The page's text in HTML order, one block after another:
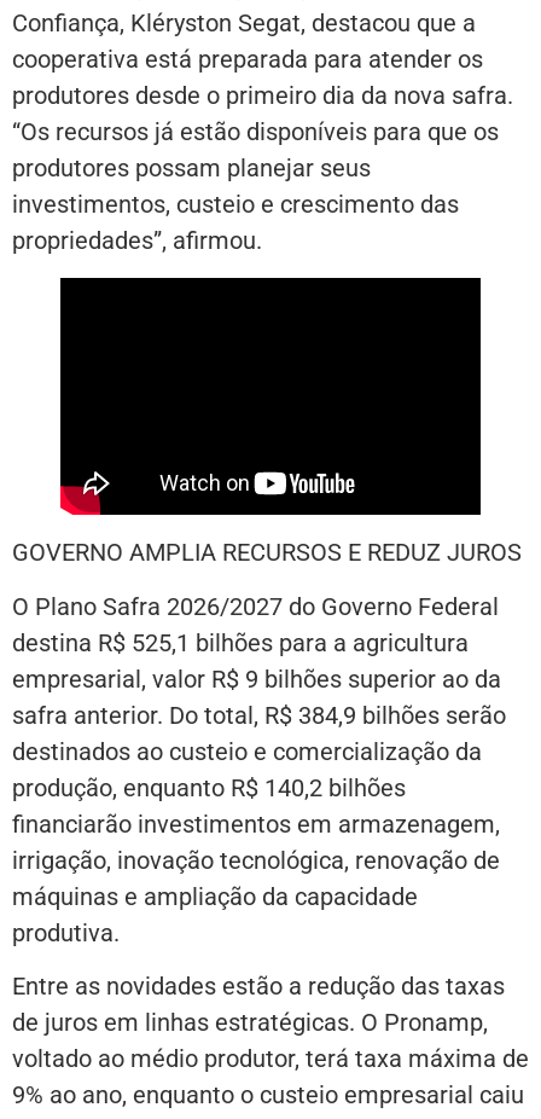
Confiança, Kléryston Segat, destacou que a
cooperativa está preparada para atender os
produtores desde o primeiro dia da nova safra.
“Os recursos já estão disponíveis para que os
produtores possam planejar seus
investimentos, custeio e crescimento das
propriedades”, afirmou.
GOVERNO AMPLIA RECURSOS E REDUZ JUROS
O Plano Safra 2026/2027 do Governo Federal
destina R$ 525,1 bilhões para a agricultura
empresarial, valor R$ 9 bilhões superior ao da
safra anterior. Do total, R$ 384,9 bilhões serão
destinados ao custeio e comercialização da
produção, enquanto R$ 140,2 bilhões
financiarão investimentos em armazenagem,
irrigação, inovação tecnológica, renovação de
máquinas e ampliação da capacidade
produtiva.
Entre as novidades estão a redução das taxas
de juros em linhas estratégicas. O Pronamp,
voltado ao médio produtor, terá taxa máxima de
9% ao ano, enquanto o custeio empresarial caiu